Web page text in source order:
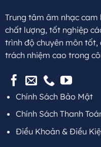
Trung tâm âm nhạc
chất lượng, tốt nghiệp
trình độ chuyên môn
trách nhiệm cao trong
Chính Sách Bảo Mật
Chính Sách Thanh
Điều Khoản & Điều